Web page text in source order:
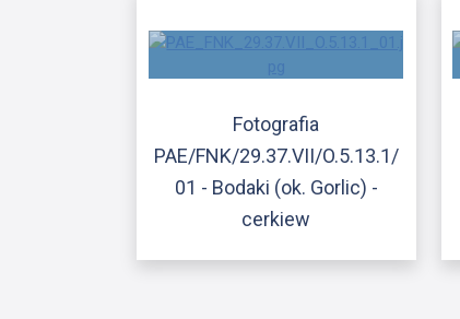
Fotografia
PAE/FNK/29.37.VII/O.5.13.1/
01 - Bodaki (ok. Gorlic) -
cerkiew